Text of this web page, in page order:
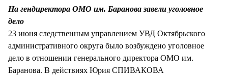
На гендиректора ОМО им. Баранова завели уголовное
дело
23 июня следственным управлением УВД Октябрьского
административного округа было возбуждено уголовное
дело в отношении генерального директора ОМО им.
Баранова. В действиях Юрия СПИВАКОВА